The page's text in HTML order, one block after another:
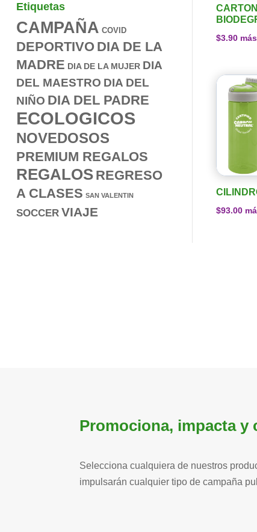
Etiquetas
CAMPAÑA COVID
DEPORTIVO DIA DE LA
MADRE DIA DE LA MUJER DIA
DEL MAESTRO DIA DEL
NIÑO DIA DEL PADRE
ECOLOGICOS
NOVEDOSOS
PREMIUM REGALOS
REGALOS REGRESO
A CLASES SAN VALENTIN
SOCCER VIAJE
$3.90
$93.00
Promociona, impacta y
Selecciona cualquiera de nuestros
impulsarán cualquier tipo de campaña